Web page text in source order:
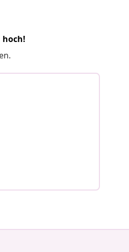
hoch!